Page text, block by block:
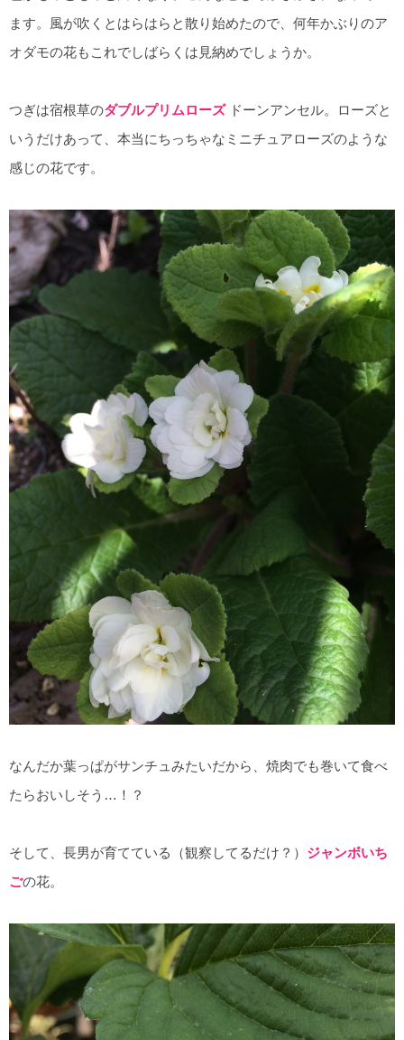
ます。風が吹くとはらはらと散り始めたので、何年かぶりのア
オダモの花もこれでしばらくは見納めでしょうか。
つぎは宿根草のダブルプリムローズドーンアンセル。ローズと
いうだけあって、本当にちっちゃなミニチュアローズのような
感じの花です。
なんだか葉っぱがサンチュみたいだから、焼肉でも巻いて食べ
たらおいしそう…！？
そして、長男が育てている（観察してるだけ？） ジャンボいち
ごの花。